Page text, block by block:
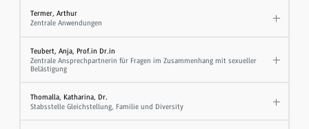
Termer, Arthur
Zentrale Anwendungen
Teubert, Anja, Prof.in Dr.in
Zentrale Ansprechpartnerin für Fragen im Zusammenhang mit sexueller
Belästigung
Thomalla, Katharina, Dr.
Stabsstelle Gleichstellung, Familie und Diversity